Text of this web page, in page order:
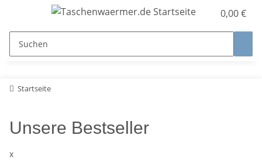
0,00 €
Startseite
Unsere Bestseller
x